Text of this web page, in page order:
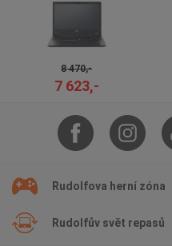
8 470,-
7 623,-
Rudolfova herní zóna
Rudolfův svět repasů